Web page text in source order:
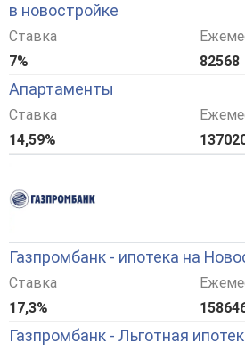
в новостройке
Ставка
7%
82568
Апартаменты
Ставка
14,59%
Газпромбанк - ипотека на
Ставка
17,3%
Газпромбанк - Льготная